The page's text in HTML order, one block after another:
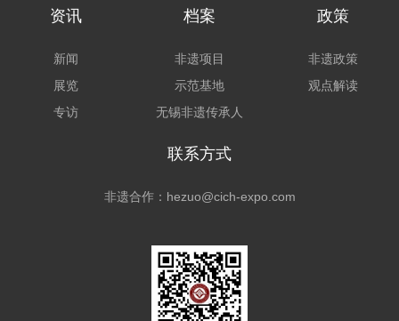
资讯
新闻
展览
专访
档案
非遗项目
示范基地
无锡非遗传承人
政策
非遗政策
观点解读
联系方式
非遗合作：hezuo@cich-expo.com